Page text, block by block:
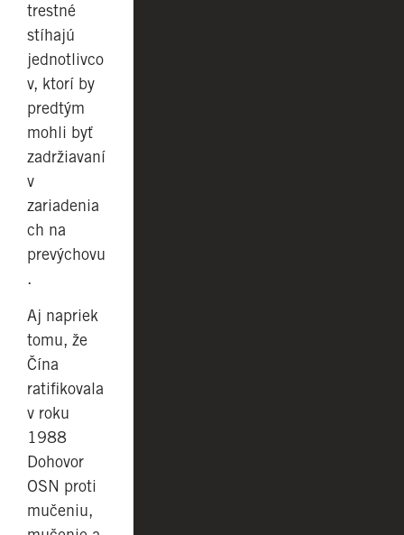
trestné
stíhajú
jednotlivco
v, ktorí by
predtým
mohli byť
zadržiavaní
v
zariadenia
ch na
prevýchovu
.
Aj napriek
tomu, že
Čína
ratifikovala
v roku
1988
Dohovor
OSN proti
mučeniu,